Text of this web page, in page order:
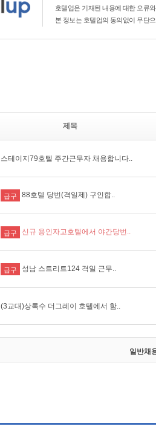
호텔업은 기재된 내용에 대한 오류
본 정보는 호텔업의 동의없이 무단
제목
스테이지79호텔 주간근무자 채용합니다..
급구 88호텔 당번(격일제) 구인합..
급구 신규 용인자고호텔에서 야간당번..
급구 성남 스트리트124 격일 근무..
(3교대)상록수 더그레이 호텔에서 함..
일반채